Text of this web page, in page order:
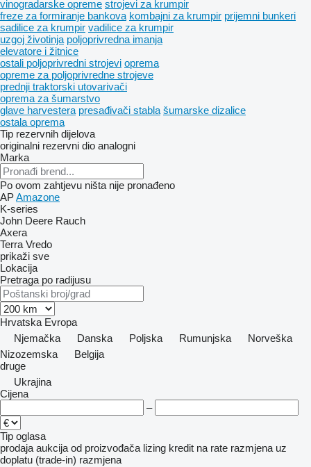
vinogradarske opreme strojevi za krumpir
freze za formiranje bankova kombajni za krumpir prijemni bunkeri
sadilice za krumpir vadilice za krumpir
uzgoj životinja poljoprivrednа imanjа
elevatore i žitnice
ostali poljoprivredni strojevi oprema
opreme za poljoprivredne strojeve
prednji traktorski utovarivači
oprema za šumarstvo
glave harvestera presađivači stabla šumarske dizalice
ostala oprema
Tip rezervnih dijelova
originalni rezervni dio analogni
Marka
Po ovom zahtjevu ništa nije pronađeno
APAmazone
K-series
John Deere Rauch
Axera
Terra Vredo
prikaži sve
Lokacija
Pretraga po radijusu
Hrvatska Evropa
Njemačka
Danska Poljska Rumunjska
Norveška
Nizozemska
Belgija
druge
Ukrajina
Cijena
–
Tip oglasa
prodaja aukcija od proizvođača lizing kredit na rate razmjena uz
doplatu (trade-in) razmjena